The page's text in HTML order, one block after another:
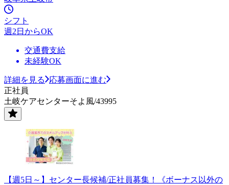
シフト
週2日からOK
交通費支給
未経験OK
詳細を見る
応募画面に進む
正社員
土岐ケアセンターそよ風/43995
【週5日～】センター長候補/正社員募集！《ボーナス以外の